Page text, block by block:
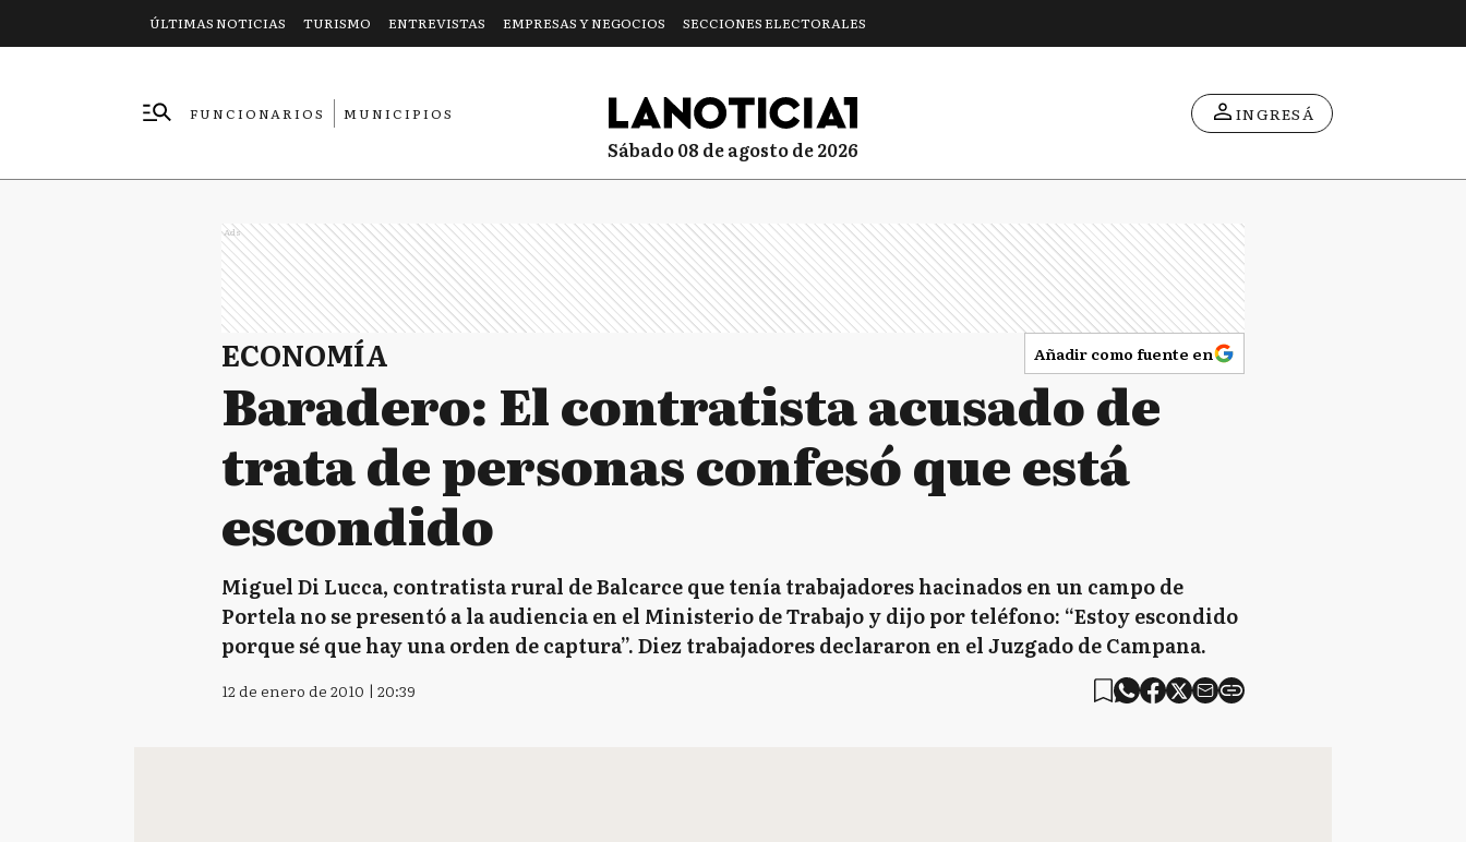
ÚLTIMAS NOTICIAS TURISMO ENTREVISTAS EMPRESAS Y NEGOCIOS SECCIONES ELECTORALES
FUNCIONARIOS
MUNICIPIOS
sábado 08 de agosto de 2026
INGRESÁ
Ads
ECONOMÍA Añadir como fuente en
Baradero: El contratista acusado de
trata de personas confesó que está
escondido
Miguel Di Lucca, contratista rural de Balcarce que tenía trabajadores hacinados en un campo de
Portela no se presentó a la audiencia en el Ministerio de Trabajo y dijo por teléfono: “Estoy escondido
porque sé que hay una orden de captura”. Diez trabajadores declararon en el Juzgado de Campana.
12 de enero de 2010 | 20:39